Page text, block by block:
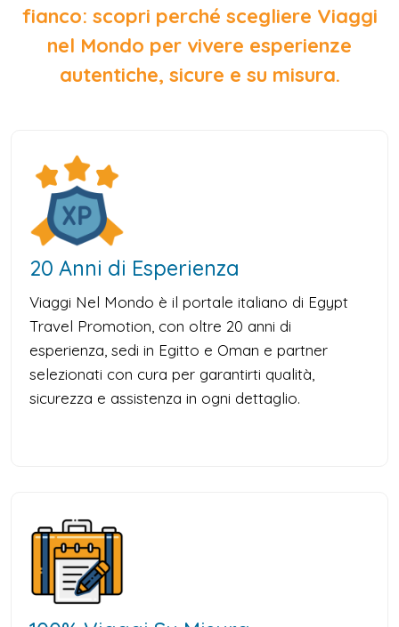
fianco: scopri perché scegliere Viaggi
nel Mondo per vivere esperienze
autentiche, sicure e su misura.
20 Anni di Esperienza
Viaggi Nel Mondo è il portale italiano di Egypt
Travel Promotion, con oltre 20 anni di
esperienza, sedi in Egitto e Oman e partner
selezionati con cura per garantirti qualità,
sicurezza e assistenza in ogni dettaglio.